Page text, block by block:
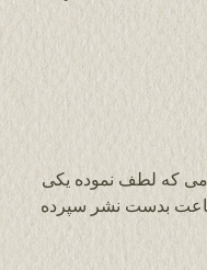
که لطف نموده یکی
داستان هایم را در تارنمای وزین 24 ساعت بدست نشر سپرده